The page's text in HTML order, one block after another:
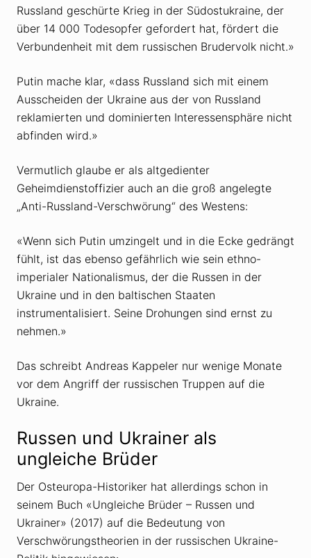
Russland geschürte Krieg in der Südostukraine, der
über 14 000 Todesopfer gefordert hat, fördert die
Verbundenheit mit dem russischen Brudervolk nicht.»
Putin mache klar, «dass Russland sich mit einem
Ausscheiden der Ukraine aus der von Russland
reklamierten und dominierten Interessensphäre nicht
abfinden wird.»
Vermutlich glaube er als altgedienter
Geheimdienstoffizier auch an die groß angelegte
„Anti-Russland-Verschwörung“ des Westens:
«Wenn sich Putin umzingelt und in die Ecke gedrängt
fühlt, ist das ebenso gefährlich wie sein ethno-
imperialer Nationalismus, der die Russen in der
Ukraine und in den baltischen Staaten
instrumentalisiert. Seine Drohungen sind ernst zu
nehmen.»
Das schreibt Andreas Kappeler nur wenige Monate
vor dem Angriff der russischen Truppen auf die
Ukraine.
Russen und Ukrainer als
ungleiche Brüder
Der Osteuropa-Historiker hat allerdings schon in
seinem Buch «Ungleiche Brüder – Russen und
Ukrainer» (2017) auf die Bedeutung von
Verschwörungstheorien in der russischen Ukraine-